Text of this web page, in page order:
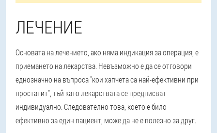
ЛЕЧЕНИЕ
Основата на лечението, ако няма индикация за операция, е
приемането на лекарства. Невъзможно е да се отговори
еднозначно на въпроса "кои хапчета са най-ефективни при
простатит", тъй като лекарствата се предписват
индивидуално. Следователно това, което е било
ефективно за един пациент, може да не е полезно за друг.